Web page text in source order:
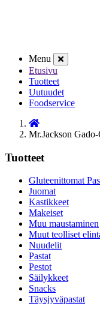
Menu
Etusivu
Tuotteet
Uutuudet
Foodservice
Mr.Jackson
Tuotteet
Gluteenittomat
Juomat
Kastikkeet
Makeiset
Muu maustaminen
Muut teolliset
Nuudelit
Pastat
Pestot
Säilykkeet
Snacks
Täysjyväpastat